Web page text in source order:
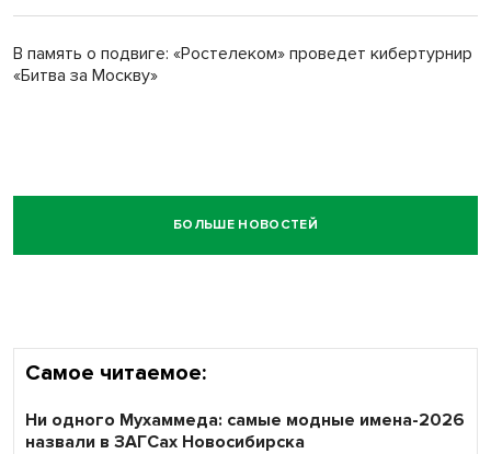
В память о подвиге: «Ростелеком» проведет кибертурнир
«Битва за Москву»
БОЛЬШЕ НОВОСТЕЙ
Самое читаемое:
Ни одного Мухаммеда: самые модные имена-2026
назвали в ЗАГСах Новосибирска